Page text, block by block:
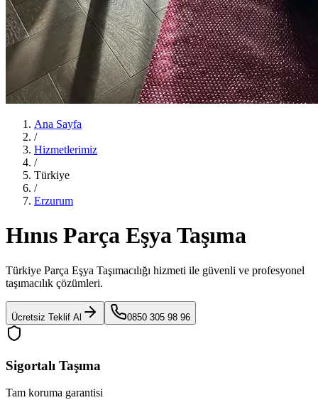
Ana Sayfa
/
Hizmetlerimiz
/
Türkiye
/
Erzurum
Hınıs Parça Eşya Taşıma
Türkiye Parça Eşya Taşımacılığı hizmeti ile güvenli ve profesyonel
taşımacılık çözümleri.
Ücretsiz Teklif Al 0850 305 98 96
Sigortalı Taşıma
Tam koruma garantisi